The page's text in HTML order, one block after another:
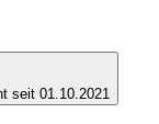
seit 01.10.2021